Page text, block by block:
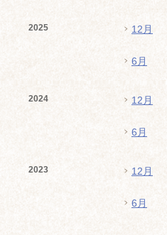
2025 12月
6月
2024 12月
6月
2023 12月
6月